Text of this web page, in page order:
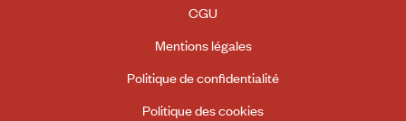
CGU
Mentions légales
Politique de confidentialité
Politique des cookies